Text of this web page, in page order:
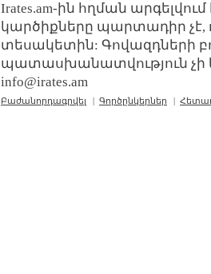
Irates.am-ին հղման
կարծիքները պարտադիր չէ,
տեսակետին: Գովազդների
պատասխանատվություն չի
info@irates.am
Բաժանորդագրվել | Գործընկերներ |